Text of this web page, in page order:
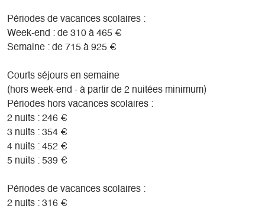
Périodes de vacances scolaires :
Week-end : de 310 à 465 €
Semaine : de 715 à 925 €
Courts séjours en semaine
(hors week-end - à partir de 2 nuitées minimum)
Périodes hors vacances scolaires :
2 nuits : 246 €
3 nuits : 354 €
4 nuits : 452 €
5 nuits : 539 €
Périodes de vacances scolaires :
2 nuits : 316 €